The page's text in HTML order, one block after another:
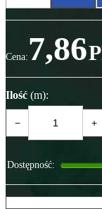
Cena: 7,86
Ilość (m):
− +
Dostępność: